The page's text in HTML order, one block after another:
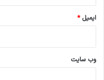
ایمیل*
وب‌ سایت